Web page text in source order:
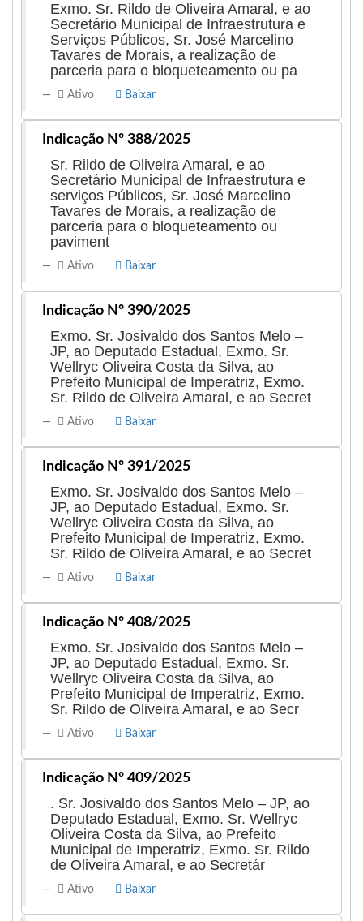
Exmo. Sr. Rildo de Oliveira Amaral, e ao
Secretário Municipal de Infraestrutura e
Serviços Públicos, Sr. José Marcelino
Tavares de Morais, a realização de
parceria para o bloqueteamento ou pa
Ativo Baixar
Indicação Nº 388/2025
Sr. Rildo de Oliveira Amaral, e ao
Secretário Municipal de Infraestrutura e
serviços Públicos, Sr. José Marcelino
Tavares de Morais, a realização de
parceria para o bloqueteamento ou
paviment
Ativo Baixar
Indicação Nº 390/2025
Exmo. Sr. Josivaldo dos Santos Melo –
JP, ao Deputado Estadual, Exmo. Sr.
Wellryc Oliveira Costa da Silva, ao
Prefeito Municipal de Imperatriz, Exmo.
Sr. Rildo de Oliveira Amaral, e ao Secret
Ativo Baixar
Indicação Nº 391/2025
Exmo. Sr. Josivaldo dos Santos Melo –
JP, ao Deputado Estadual, Exmo. Sr.
Wellryc Oliveira Costa da Silva, ao
Prefeito Municipal de Imperatriz, Exmo.
Sr. Rildo de Oliveira Amaral, e ao Secret
Ativo Baixar
Indicação Nº 408/2025
Exmo. Sr. Josivaldo dos Santos Melo –
JP, ao Deputado Estadual, Exmo. Sr.
Wellryc Oliveira Costa da Silva, ao
Prefeito Municipal de Imperatriz, Exmo.
Sr. Rildo de Oliveira Amaral, e ao Secr
Ativo Baixar
Indicação Nº 409/2025
. Sr. Josivaldo dos Santos Melo – JP, ao
Deputado Estadual, Exmo. Sr. Wellryc
Oliveira Costa da Silva, ao Prefeito
Municipal de Imperatriz, Exmo. Sr. Rildo
de Oliveira Amaral, e ao Secretár
Ativo Baixar